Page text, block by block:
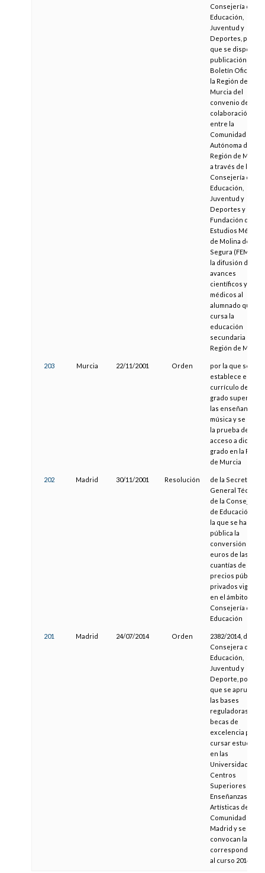
Consejería de
Educación,
Juventud y
Deportes, por la
que se dispone la
publicación en el
Boletín Oficial de
la Región de
Murcia del
convenio de
colaboración
entre la
Comunidad
Autónoma de la
Región de Murcia
a través de la
Consejería de
Educación,
Juventud y
Deportes y la
Fundación de
Estudios Médicos
de Molina de
Segura (FEM)
la difusión de los
avances
científicos y
médicos al
alumnado que
cursa la
educación
secundaria en la
Región de Murcia
203 Murcia 22/11/2001 Orden
por la que se
establece el
currículo del
grado superior
las enseñanzas
música y se
la prueba de
acceso a dicho
grado en la
de Murcia
202 Madrid 30/11/2001 Resolución
de la Secretaría
General Técnica
de la Consejería
de Educación, por
la que se hace
pública la
conversión a
euros de las
cuantías de los
precios públicos
privados
en el ámbito de la
Consejería de
Educación
201 Madrid 24/07/2014 Orden
2382/2014, de la
Consejera de
Educación,
Juventud y
Deporte, por la
que se aprueban
las bases
reguladoras de
becas de
excelencia para
cursar estudios
en las
Universidades y
Centros
Superiores de
Enseñanzas
Artísticas de la
Comunidad de
Madrid y se
convocan las
al curso 2014-